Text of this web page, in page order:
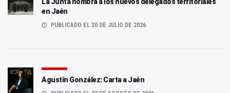
en Jaén
PUBLICADO EL 30 DE JULIO DE 2026
Agustín González: Carta a Jaén